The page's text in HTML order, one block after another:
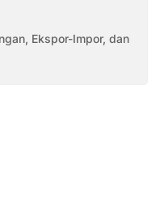
Ekspor-Impor, dan